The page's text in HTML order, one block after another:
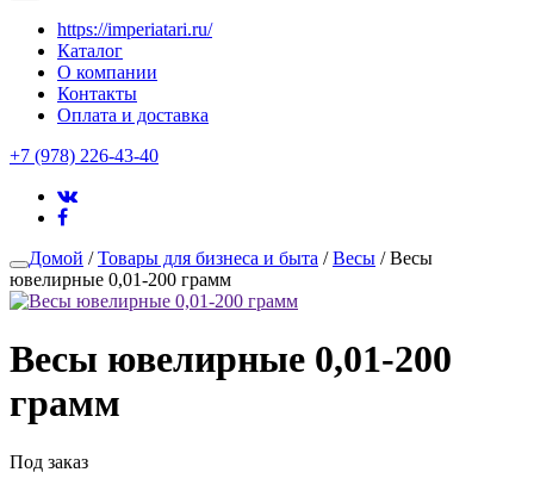
https://imperiatari.ru/
Каталог
О компании
Контакты
Оплата и доставка
+7 (978) 226-43-40
Домой /Товары для бизнеса и быта /Весы / Весы
ювелирные 0,01-200 грамм
Весы ювелирные 0,01-200
грамм
Под заказ